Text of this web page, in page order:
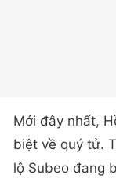
Mới đây nhất,
biệt về quý tử.
lộ Subeo đang